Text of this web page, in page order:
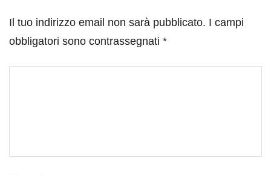
Il tuo indirizzo email non sarà pubblicato. I campi
obbligatori sono contrassegnati *